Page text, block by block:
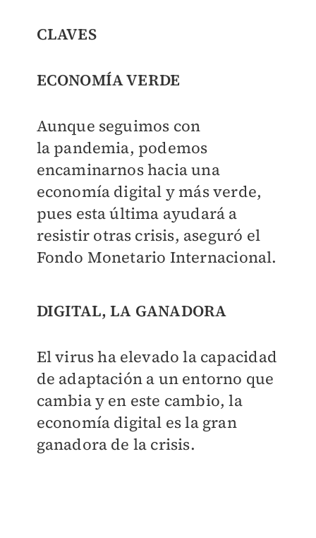
CLAVES
ECONOMÍA VERDE
Aunque seguimos con
la pandemia, podemos
encaminarnos hacia una
economía digital y más verde,
pues esta última ayudará a
resistir otras crisis, aseguró el
Fondo Monetario Internacional.
DIGITAL, LA GANADORA
El virus ha elevado la capacidad
de adaptación a un entorno que
cambia y en este cambio, la
economía digital es la gran
ganadora de la crisis.